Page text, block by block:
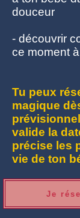
douceur
- découvrir
ce moment
Tu peux
magique
valide la
précise les
vie de ton
Je